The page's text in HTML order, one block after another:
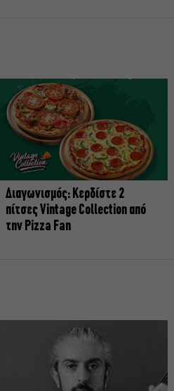
Διαγωνισμός: Κερδίστε 2
πίτσες Vintage Collection από
την Pizza Fan